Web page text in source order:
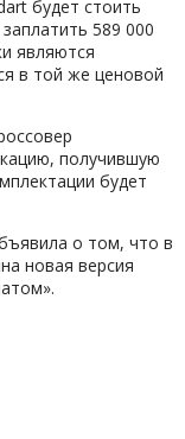
будет стоить
589 000
являются
в той же ценовой
получившую
будет
о том, что в
новая версия